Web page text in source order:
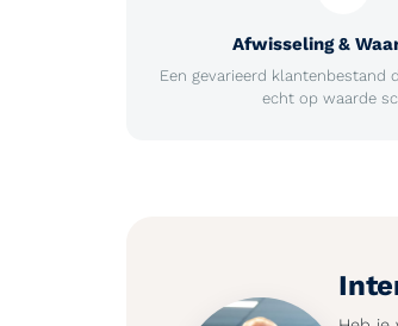
Afwisseling &
Een gevarieerd klantenbestand
echt op waarde